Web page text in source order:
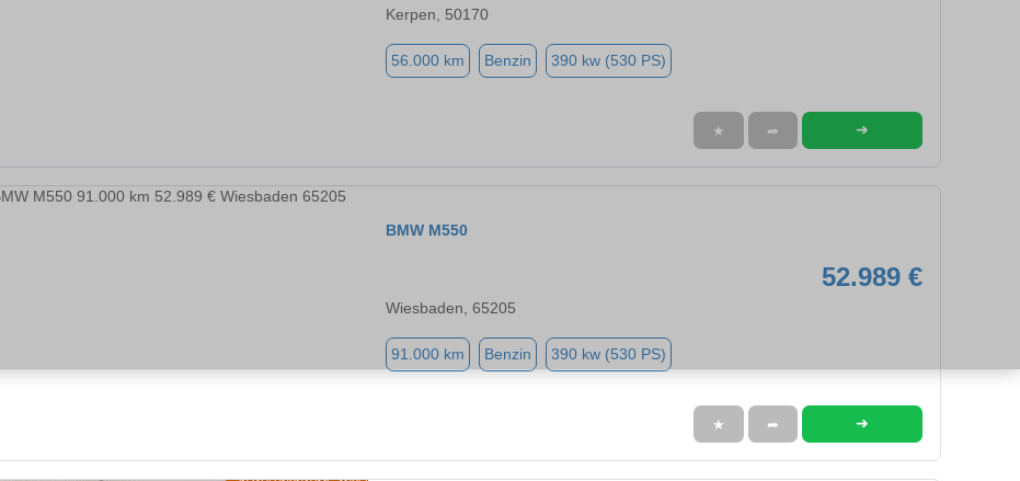
Kerpen, 50170
56.000 km Benzin 390 kw (530 PS)
★ ➦ ➜
BMW M550
52.989 €
Wiesbaden, 65205
91.000 km Benzin 390 kw (530 PS)
★ ➦ ➜